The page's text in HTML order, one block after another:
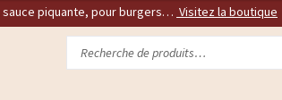
sauce piquante, pour burgers… Visitez la boutique
pour :